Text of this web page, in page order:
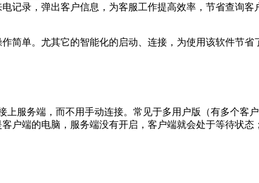
记录，弹出客户信息，为客服工作提高效率，节省查询
简单。尤其它的智能化的启动、连接，为使用该软件节省
服务端，而不用手动连接。常见于多用户版（有多个客
户端的电脑，服务端没有开启，客户端就会处于等待状